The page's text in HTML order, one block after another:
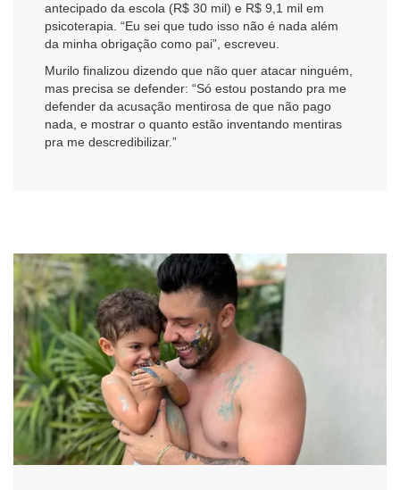
antecipado da escola (R$ 30 mil) e R$ 9,1 mil em
psicoterapia. “Eu sei que tudo isso não é nada além
da minha obrigação como pai”, escreveu.
Murilo finalizou dizendo que não quer atacar ninguém,
mas precisa se defender: “Só estou postando pra me
defender da acusação mentirosa de que não pago
nada, e mostrar o quanto estão inventando mentiras
pra me descredibilizar.”